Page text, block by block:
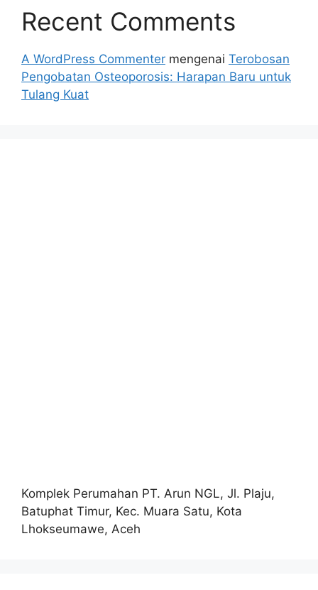
Recent Comments
A WordPress Commenter mengenai Terobosan
Pengobatan Osteoporosis: Harapan Baru untuk
Tulang Kuat
Komplek Perumahan PT. Arun NGL, Jl. Plaju,
Batuphat Timur, Kec. Muara Satu, Kota
Lhokseumawe, Aceh